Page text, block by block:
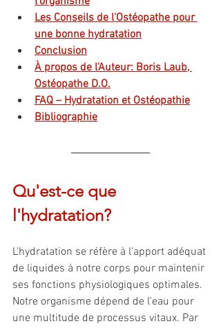
Les Conseils de l'Ostéopathe pour
une bonne hydratation
Conclusion
À propos de l'Auteur: Boris Laub,
Ostéopathe D.O.
FAQ – Hydratation et Ostéopathie
Bibliographie
Qu'est-ce que
l'hydratation?
L'hydratation se réfère à l'apport adéquat
de liquides à notre corps pour maintenir
ses fonctions physiologiques optimales.
Notre organisme dépend de l'eau pour
une multitude de processus vitaux. Par